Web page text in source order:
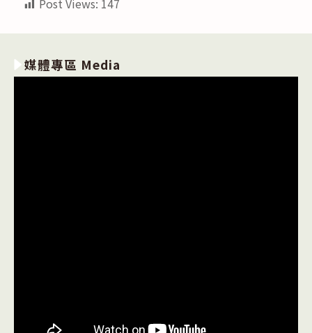
Post Views: 147
媒體專區 Media